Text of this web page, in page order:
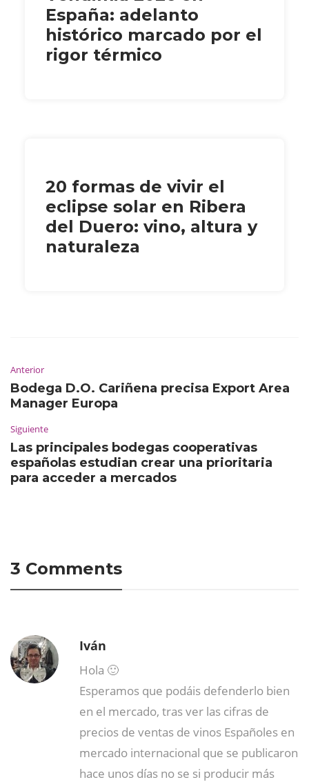
España: adelanto
histórico marcado por el
rigor térmico
20 formas de vivir el
eclipse solar en Ribera
del Duero: vino, altura y
naturaleza
Anterior
Bodega D.O. Cariñena precisa Export Area
Manager Europa
Siguiente
Las principales bodegas cooperativas
españolas estudian crear una prioritaria
para acceder a mercados
3 Comments
Iván
Hola 🙂
Esperamos que podáis defenderlo bien
en el mercado, tras ver las cifras de
precios de ventas de vinos Españoles en
mercado internacional que se publicaron
hace unos días no se si producir más